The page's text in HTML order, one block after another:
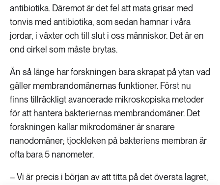
antibiotika. Däremot är det fel att mata grisar med
tonvis med antibiotika, som sedan hamnar i våra
jordar, i växter och till slut i oss människor. Det är en
ond cirkel som måste brytas.
Än så länge har forskningen bara skrapat på ytan vad
gäller membrandomänernas funktioner. Först nu
finns tillräckligt avancerade mikroskopiska metoder
för att hantera bakteriernas membrandomäner. Det
forskningen kallar mikrodomäner är snarare
nanodomäner; tjockleken på bakteriens membran är
ofta bara 5 nanometer.
– Vi är precis i början av att titta på det översta lagret,